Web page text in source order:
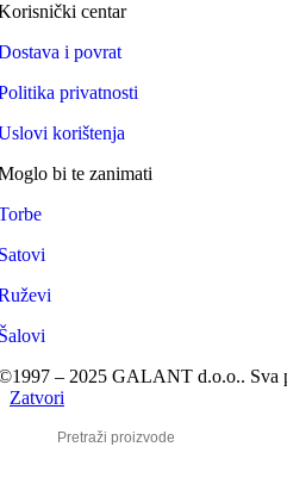
centar
i povrat
privatnosti
korištenja
bi te zanimati
– 2025 GALANT d.o.o.. Sva
Zatvori